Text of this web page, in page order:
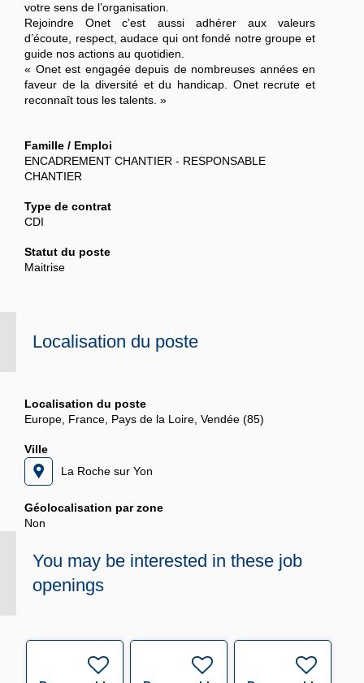
votre sens de l’organisation.
Rejoindre Onet c’est aussi adhérer aux valeurs
d’écoute, respect, audace qui ont fondé notre groupe et
guide nos actions au quotidien.
« Onet est engagée depuis de nombreuses années en
faveur de la diversité et du handicap. Onet recrute et
reconnaît tous les talents. »
Famille / Emploi
ENCADREMENT CHANTIER - RESPONSABLE
CHANTIER
Type de contrat
CDI
Statut du poste
Maitrise
Localisation du poste
Localisation du poste
Europe, France, Pays de la Loire, Vendée (85)
Ville
La Roche sur Yon
Géolocalisation par zone
Non
You may be interested in these job
openings